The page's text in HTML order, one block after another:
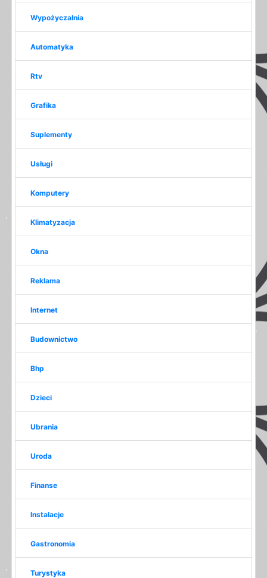
Wypożyczalnia
Automatyka
Rtv
Grafika
Suplementy
Usługi
Komputery
Klimatyzacja
Okna
Reklama
Internet
Budownictwo
Bhp
Dzieci
Ubrania
Uroda
Finanse
Instalacje
Gastronomia
Turystyka